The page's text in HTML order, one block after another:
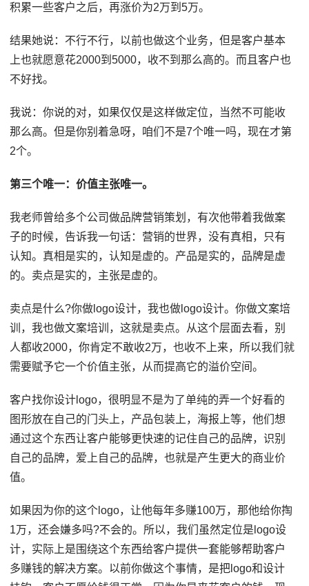
积累一些客户之后，再涨价为2万到5万。
结果她说：不行不行，以前也做这个业务，但是客户基本
上也就愿意花2000到5000，收不到那么高的。而且客户也
不好找。
我说：你说的对，如果仅仅是这样做定位，当然不可能收
那么高。但是你别着急呀，咱们不是7个唯一吗，现在才第
2个。
第三个唯一：价值主张唯一。
我老师曾给多个公司做品牌营销策划，有次他带着我做案
子的时候，告诉我一句话：营销的世界，没有真相，只有
认知。真相是实的，认知是虚的。产品是实的，品牌是虚
的。卖点是实的，主张是虚的。
卖点是什么?你做logo设计，我也做logo设计。你做文案培
训，我也做文案培训，这就是卖点。从这个层面去看，别
人都收2000，你肯定不敢收2万，也收不上来，所以我们就
需要赋予它一个价值主张，从而提高它的溢价空间。
客户找你设计logo，很明显不是为了单纯的弄一个好看的
图形放在自己的门头上，产品包装上，海报上等，他们想
通过这个东西让客户能够更快速的记住自己的品牌，识别
自己的品牌，爱上自己的品牌，也就是产生更大的商业价
值。
如果因为你的这个logo，让他每年多赚100万，那他给你掏
1万，还会嫌多吗?不会的。所以，我们虽然定位是logo设
计，实际上是围绕这个东西给客户提供一套能够帮助客户
多赚钱的解决方案。以前你做这个事情，是把logo和设计